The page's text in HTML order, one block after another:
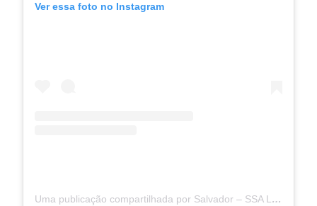
Ver essa foto no Instagram
Uma publicação compartilhada por Salvador – SSA Lovers ♡ (@ssalovers)